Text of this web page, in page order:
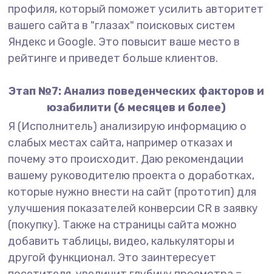
профиля, который поможет усилить авторитет
вашего сайта в "глазах" поисковых систем
Яндекс и Google. Это повысит ваше место в
рейтинге и приведет больше клиентов.
Этап №7: Анализ поведенческих факторов и
юзабилити (6 месяцев и более)
Я (Исполнитель) анализирую информацию о
слабых местах сайта, например отказах и
почему это происходит. Даю рекомендации
вашему руководителю проекта о доработках,
которые нужно внести на сайт (прототип) для
улучшения показателей конверсии CR в заявку
(покупку). Также на страницы сайта можно
добавить таблицы, видео, калькуляторы и
другой функционал. Это заинтересует